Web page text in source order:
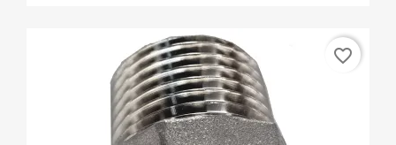
favorite_border